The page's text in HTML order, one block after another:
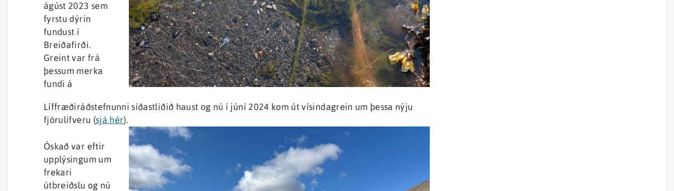
ágúst 2023 sem
fyrstu dýrin
fundust í
Breiðafirði.
Greint var frá
þessum merka
fundi á
Líffræðiráðstefnunni síðastliðið haust og nú í júní 2024 kom út vísindagrein um þessa nýju
fjörulífveru (sjá hér).
Óskað var eftir
upplýsingum um
frekari
útbreiðslu og nú